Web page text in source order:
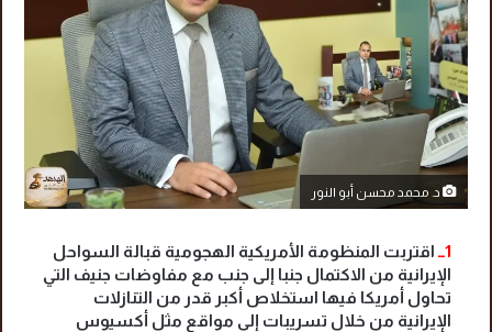
‏د. محمد محسن أبو النور
1ــ اقتربت المنظومة الأمريكية الهجومية قبالة السواحل
الإيرانية من الاكتمال جنبا إلى جنب مع مفاوضات جنيف التي
تحاول أمريكا فيها استخلاص أكبر قدر من التنازلات
الإيرانية من خلال تسريبات إلى مواقع مثل أكسيوس